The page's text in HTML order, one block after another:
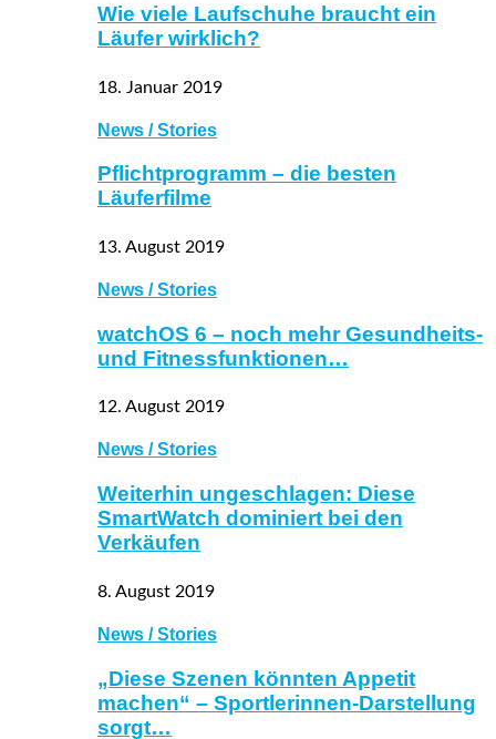
Wie viele Laufschuhe braucht ein
Läufer wirklich?
18. Januar 2019
News / Stories
Pflichtprogramm – die besten
Läuferfilme
13. August 2019
News / Stories
watchOS 6 – noch mehr Gesundheits-
und Fitnessfunktionen…
12. August 2019
News / Stories
Weiterhin ungeschlagen: Diese
SmartWatch dominiert bei den
Verkäufen
8. August 2019
News / Stories
„Diese Szenen könnten Appetit
machen“ – Sportlerinnen-Darstellung
sorgt…